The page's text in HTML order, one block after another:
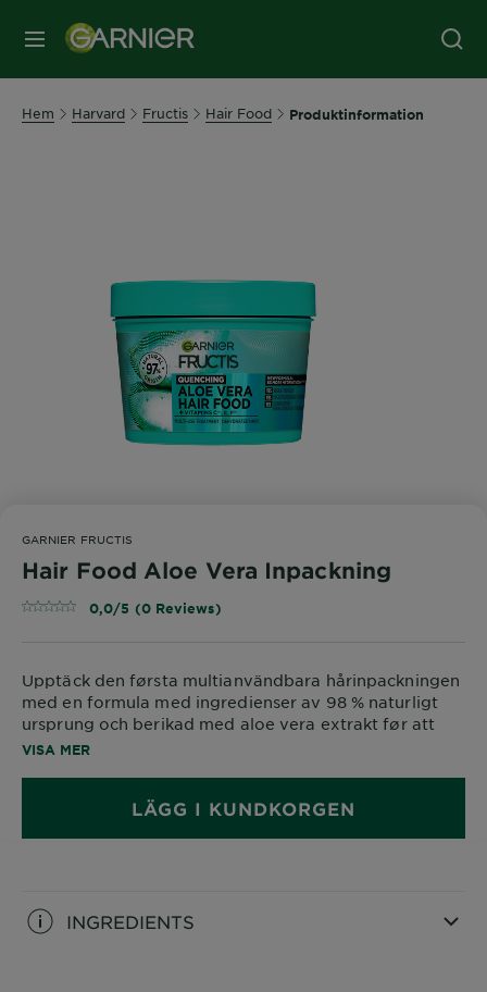
MENY
Hem Harvard Fructis Hair Food Produktinformation
GARNIER FRUCTIS
Hair Food Aloe Vera Inpackning
0,0/5 (0 Reviews)
Upptäck den førsta multianvändbara hårinpackningen
med en formula med ingredienser av 98 % naturligt
ursprung och berikad med aloe vera extrakt før att
tillføra torrt hår näring.
VISA MER
LÄGG I KUNDKORGEN
INGREDIENTS